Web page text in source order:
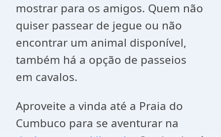
mostrar para os amigos. Quem não
quiser passear de jegue ou não
encontrar um animal disponível,
também há a opção de passeios
em cavalos.
Aproveite a vinda até a Praia do
Cumbuco para se aventurar na